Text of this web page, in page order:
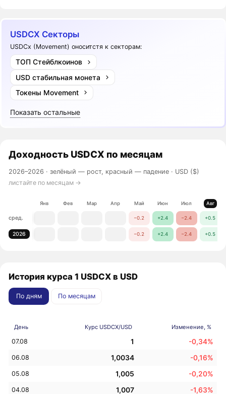
USDCX Секторы
USDCx (Movement) оноситстя к секторам:
ТОП Стейблкоинов
USD стабильная монета
Токены Movement
Показать остальные
Доходность USDCX по месяцам
2026–2026 ·зелёный — рост, красный — падение · USD ($)
листайте по месяцам →
Янв Фев Мар Апр Май Июн Июл Авг
сред. −0.2 +2.4 −2.4 +0.5
2026 −0.2 +2.4 −2.4 +0.5
История курса 1 USDCX в USD
По дням По месяцам
День Курс USDCX/USD Изменение, %
07.08 1 -0,34%
06.08 1,0034 -0,16%
05.08 1,005 -0,20%
04.08 1,007 -1,63%